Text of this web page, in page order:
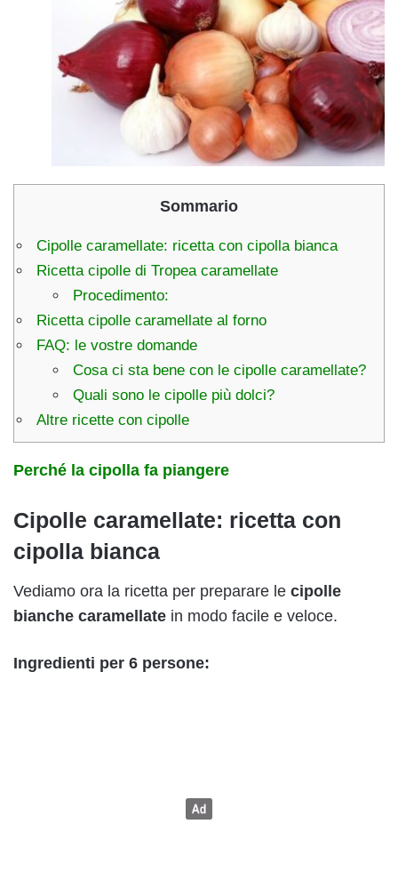
Sommario
Cipolle caramellate: ricetta con cipolla bianca
Ricetta cipolle di Tropea caramellate
Procedimento:
Ricetta cipolle caramellate al forno
FAQ: le vostre domande
Cosa ci sta bene con le cipolle caramellate?
Quali sono le cipolle più dolci?
Altre ricette con cipolle
Perché la cipolla fa piangere
Cipolle caramellate: ricetta con
cipolla bianca
Vediamo ora la ricetta per preparare le cipolle
bianche caramellate in modo facile e veloce.
Ingredienti per 6 persone: